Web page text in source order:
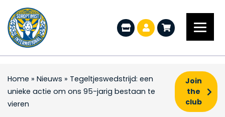
Home » Nieuws » Tegeltjeswedstrijd: een
unieke actie om ons 95-jarig bestaan te
vieren
Join
the
club